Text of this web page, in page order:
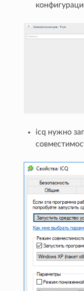
icq нужно